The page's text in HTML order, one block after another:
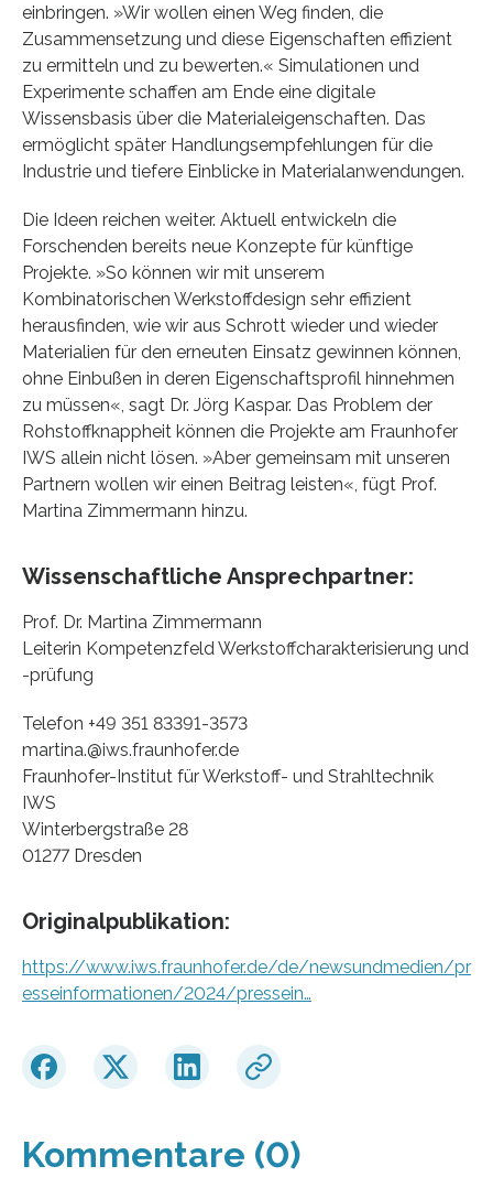
einbringen. »Wir wollen einen Weg finden, die
Zusammensetzung und diese Eigenschaften effizient
zu ermitteln und zu bewerten.« Simulationen und
Experimente schaffen am Ende eine digitale
Wissensbasis über die Materialeigenschaften. Das
ermöglicht später Handlungsempfehlungen für die
Industrie und tiefere Einblicke in Materialanwendungen.
Die Ideen reichen weiter. Aktuell entwickeln die
Forschenden bereits neue Konzepte für künftige
Projekte. »So können wir mit unserem
Kombinatorischen Werkstoffdesign sehr effizient
herausfinden, wie wir aus Schrott wieder und wieder
Materialien für den erneuten Einsatz gewinnen können,
ohne Einbußen in deren Eigenschaftsprofil hinnehmen
zu müssen«, sagt Dr. Jörg Kaspar. Das Problem der
Rohstoffknappheit können die Projekte am Fraunhofer
IWS allein nicht lösen. »Aber gemeinsam mit unseren
Partnern wollen wir einen Beitrag leisten«, fügt Prof.
Martina Zimmermann hinzu.
Wissenschaftliche Ansprechpartner:
Prof. Dr. Martina Zimmermann
Leiterin Kompetenzfeld Werkstoffcharakterisierung und
-prüfung
Telefon +49 351 83391-3573
martina.@iws.fraunhofer.de
Fraunhofer-Institut für Werkstoff- und Strahltechnik
IWS
Winterbergstraße 28
01277 Dresden
Originalpublikation:
https://www.iws.fraunhofer.de/de/newsundmedien/pr
esseinformationen/2024/pressein…
Kommentare (0)